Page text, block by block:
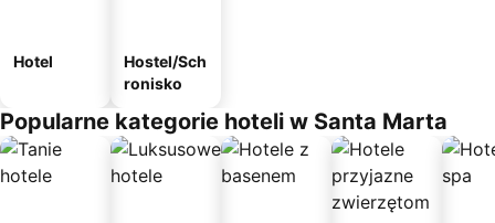
Hotel
Hostel/Sch
ronisko
Popularne kategorie hoteli w Santa Marta